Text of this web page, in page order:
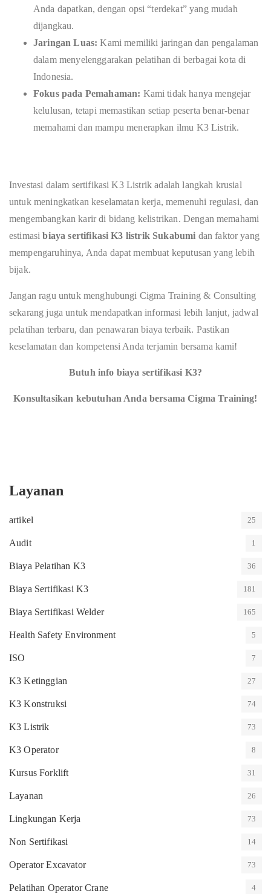
Anda dapatkan, dengan opsi “terdekat” yang mudah
dijangkau.
Jaringan Luas: Kami memiliki jaringan dan pengalaman
dalam menyelenggarakan pelatihan di berbagai kota di
Indonesia.
Fokus pada Pemahaman: Kami tidak hanya mengejar
kelulusan, tetapi memastikan setiap peserta benar-benar
memahami dan mampu menerapkan ilmu K3 Listrik.
Investasi dalam sertifikasi K3 Listrik adalah langkah krusial
untuk meningkatkan keselamatan kerja, memenuhi regulasi, dan
mengembangkan karir di bidang kelistrikan. Dengan memahami
estimasibiaya sertifikasi K3 listrik Sukabumi dan faktor yang
mempengaruhinya, Anda dapat membuat keputusan yang lebih
bijak.
Jangan ragu untuk menghubungi Cigma Training & Consulting
sekarang juga untuk mendapatkan informasi lebih lanjut, jadwal
pelatihan terbaru, dan penawaran biaya terbaik. Pastikan
keselamatan dan kompetensi Anda terjamin bersama kami!
Butuh info biaya sertifikasi K3?
Konsultasikan kebutuhan Anda bersama Cigma Training!
Layanan
artikel 25
Audit 1
Biaya Pelatihan K3 36
Biaya Sertifikasi K3 181
Biaya Sertifikasi Welder 165
Health Safety Environment 5
ISO 7
K3 Ketinggian 27
K3 Konstruksi 74
K3 Listrik 73
K3 Operator 8
Kursus Forklift 31
Layanan 26
Lingkungan Kerja 73
Non Sertifikasi 14
Operator Excavator 73
Pelatihan Operator Crane 4